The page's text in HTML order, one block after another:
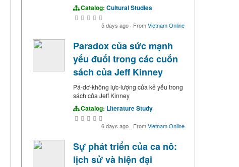
Catalog: Cultural Studies
5 days ago · FromVietnam Online
Paradox của sức mạnh
yếu đuối trong các cuốn
sách của Jeff Kinney
Pá-dơ-không lực-lượng của kẻ yếu trong
sách của Jeff Kinney
Catalog: Literature Study
6 days ago · FromVietnam Online
Sự phát triển của ca nô:
lịch sử và hiện đại